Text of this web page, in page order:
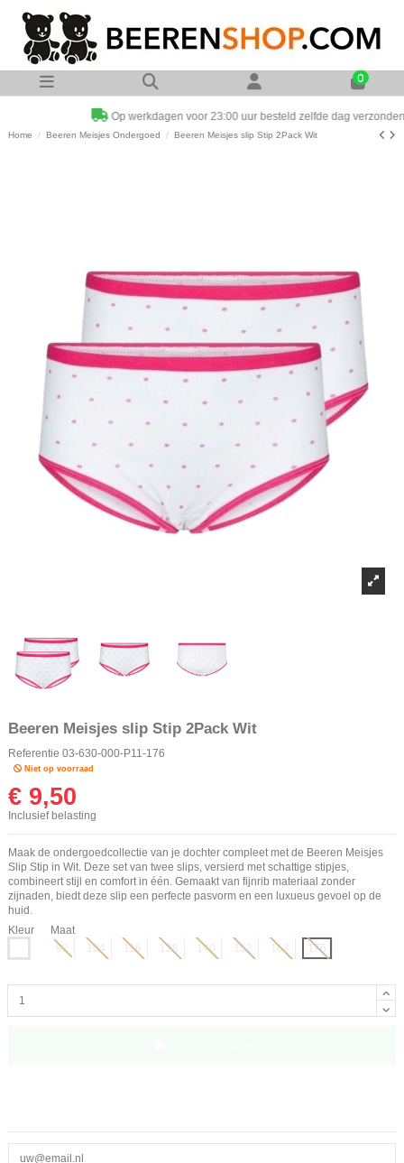
0
Op werkdagen voor 23:00 uur besteld zelfde dag verzonden
Home Beeren Meisjes Ondergoed Beeren Meisjes slip Stip 2Pack Wit
Beeren Meisjes slip Stip 2Pack Wit
Referentie 03-630-000-P11-176
Niet op voorraad
€ 9,50
Inclusief belasting
Maak de ondergoedcollectie van je dochter compleet met de Beeren Meisjes
Slip Stip in Wit. Deze set van twee slips, versierd met schattige stipjes,
combineert stijl en comfort in één. Gemaakt van fijnrib materiaal zonder
zijnaden, biedt deze slip een perfecte pasvorm en een luxueus gevoel op de
huid.
Kleur
Maat
92
104 116 128 140 152 164 176